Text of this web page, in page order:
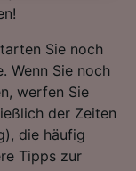
Sie noch
Wenn Sie noch
werfen Sie
der Zeiten
die häufig
Tipps zur
Ihre
haben, Ihr
Daten, um